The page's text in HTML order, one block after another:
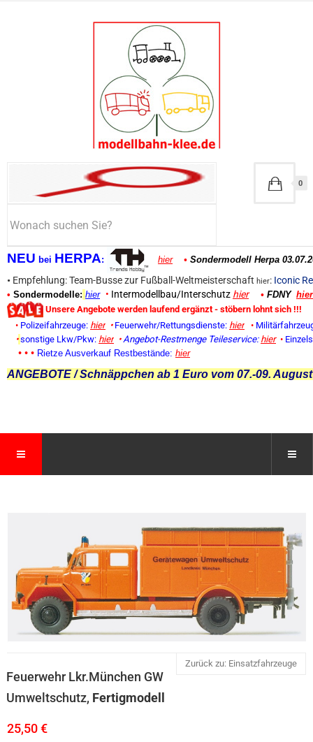
NEU bei HERPA: hier • Sondermodell Herpa
• Empfehlung: Team-Busse zur Fußball-Weltmeisterschaft hier: Iconic
• Sondermodelle: hier • Intermodellbau/Interschutz hier • FDNY hier
Unsere Angebote werden laufend ergänzt - stöbern lohnt sich !!!
• Polizeifahrzeuge: hier • Feuerwehr/Rettungsdienste: hier •
• sonstige Lkw/Pkw: hier • Angebot-Restmenge Teileservice: hier •
• • • Rietze Ausverkauf Restbestände: hier
ANGEBOTE / Schnäppchen ab 1 Euro vom 07.-09.
0
Zurück zu: Einsatzfahrzeuge
Feuerwehr Lkr.München GW
Umweltschutz, Fertigmodell
25,50 €